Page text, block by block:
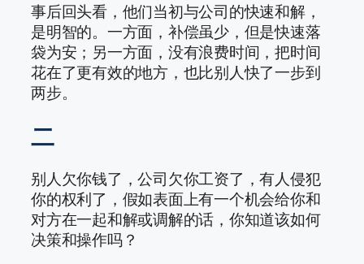
事后回头看，他们当初与公司的快速和解，
是明智的。一方面，补偿虽少，但是快速落
袋为安；另一方面，没有浪费时间，把时间
花在了更有效的地方，也比别人快了一步到
两步。
二
别人欠你钱了，公司欠你工资了，有人侵犯
你的权利了，假如表面上有一个机会给你和
对方在一起和解或调解的话，你知道该如何
决策和操作吗？